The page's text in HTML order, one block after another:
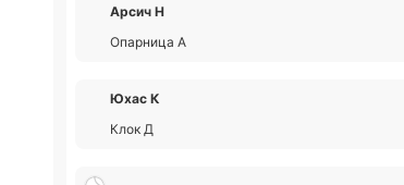
Арсич Н
Опарница А
Юхас К
Клок Д